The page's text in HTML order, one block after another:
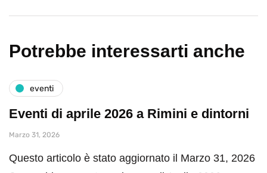
Potrebbe interessarti anche
eventi
Eventi di aprile 2026 a Rimini e dintorni
Marzo 31, 2026
Questo articolo è stato aggiornato il Marzo 31, 2026